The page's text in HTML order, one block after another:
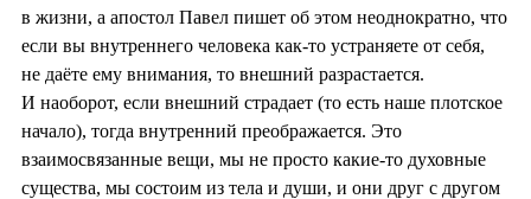
в жизни, а апостол Павел пишет об этом неоднократно, что
если вы внутреннего человека как‑то устраняете от себя,
не даёте ему внимания, то внешний разрастается.
И наоборот, если внешний страдает (то есть наше плотское
начало), тогда внутренний преображается. Это
взаимосвязанные вещи, мы не просто какие-то духовные
существа, мы состоим из тела и души, и они друг с другом